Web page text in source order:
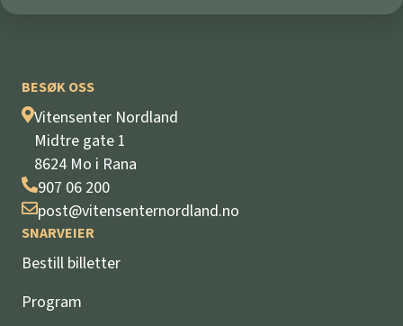
BESØK OSS
Vitensenter Nordland
Midtre gate 1
8624 Mo i Rana
907 06 200
post@vitensenternordland.no
SNARVEIER
Bestill billetter
Program